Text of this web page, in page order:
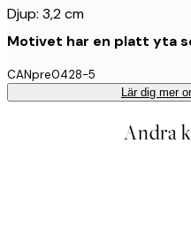
Djup: 3,2 cm
Motivet har en platt yta
CANpre0428-5
Lär dig mer
Andra